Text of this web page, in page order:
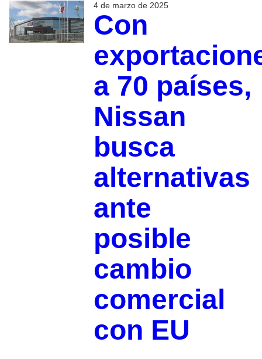
4 de marzo de 2025
Con
a 70 países,
Nissan
busca
alternativas
ante
posible
cambio
comercial
con EU